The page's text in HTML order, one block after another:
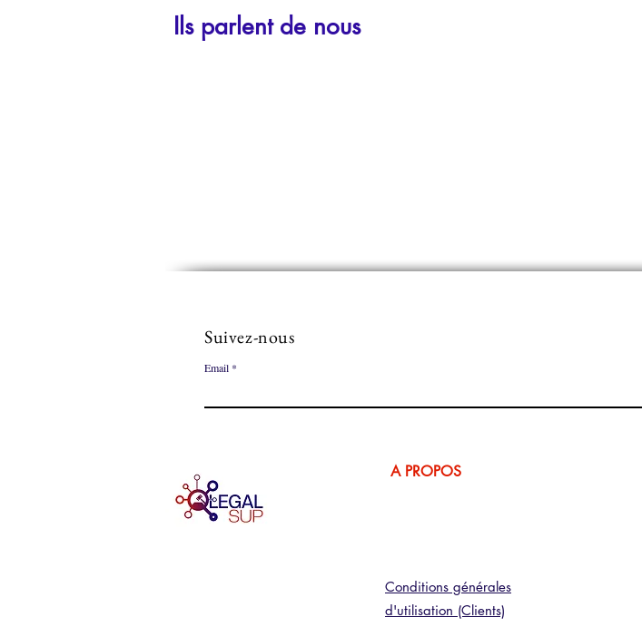
Ils parlent de nous
Suivez-nous
Email
A PROPOS
Conditions générales
d'utilisation (Clients)